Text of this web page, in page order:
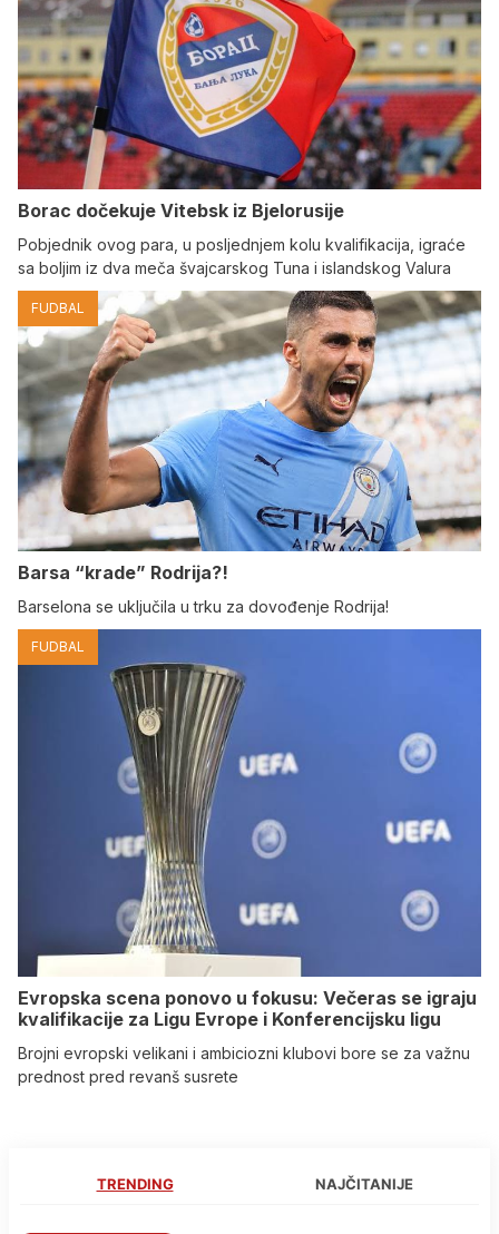
Borac dočekuje Vitebsk iz Bjelorusije
Pobjednik ovog para, u posljednjem kolu kvalifikacija, igraće
sa boljim iz dva meča švajcarskog Tuna i islandskog Valura
FUDBAL
Barsa “krade” Rodrija?!
Barselona se uključila u trku za dovođenje Rodrija!
FUDBAL
Evropska scena ponovo u fokusu: Večeras se igraju
kvalifikacije za Ligu Evrope i Konferencijsku ligu
Brojni evropski velikani i ambiciozni klubovi bore se za važnu
prednost pred revanš susrete
TRENDING NAJČITANIJE